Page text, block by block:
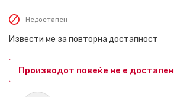
Недостапен
Извести ме за повторна достапност
Производот повеќе не е достапен